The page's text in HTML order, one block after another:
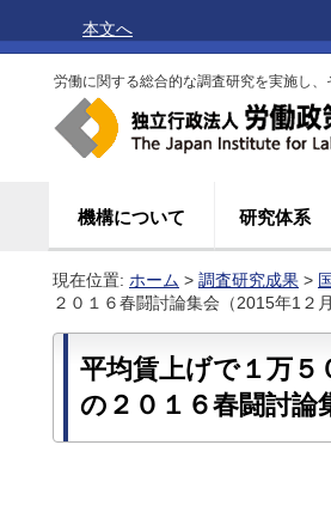
本文へ
労働に関する総合的な調査研究を実施し、
機構について 研究体系
現在位置: ホーム > 調査研究成果 >
２０１６春闘討論集会（2015年1２
平均賃上げで１万５
の２０１６春闘討論